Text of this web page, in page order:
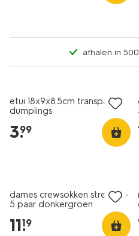
afhalen in
etui 18x9x8.5cm transparant
dumplings
3.
99
dames crewsokken strepen -
5 paar donkergroen
11.
19